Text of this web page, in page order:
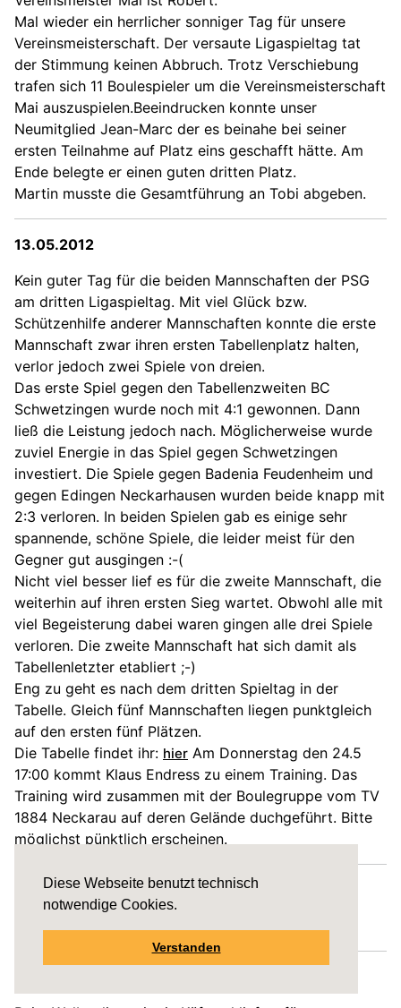
Diese Webseite benutzt technisch
notwendige Cookies.
Verstanden
Mal wieder ein herrlicher sonniger Tag für unsere
Vereinsmeisterschaft. Der versaute Ligaspieltag tat
der Stimmung keinen Abbruch. Trotz Verschiebung
trafen sich 11 Boulespieler um die Vereinsmeisterschaft
Mai auszuspielen.Beeindrucken konnte unser
Neumitglied Jean-Marc der es beinahe bei seiner
ersten Teilnahme auf Platz eins geschafft hätte. Am
Ende belegte er einen guten dritten Platz.
Martin musste die Gesamtführung an Tobi abgeben.
13.05.2012
Kein guter Tag für die beiden Mannschaften der PSG
am dritten Ligaspieltag. Mit viel Glück bzw.
Schützenhilfe anderer Mannschaften konnte die erste
Mannschaft zwar ihren ersten Tabellenplatz halten,
verlor jedoch zwei Spiele von dreien.
Das erste Spiel gegen den Tabellenzweiten BC
Schwetzingen wurde noch mit 4:1 gewonnen. Dann
ließ die Leistung jedoch nach. Möglicherweise wurde
zuviel Energie in das Spiel gegen Schwetzingen
investiert. Die Spiele gegen Badenia Feudenheim und
gegen Edingen Neckarhausen wurden beide knapp mit
2:3 verloren. In beiden Spielen gab es einige sehr
spannende, schöne Spiele, die leider meist für den
Gegner gut ausgingen :-(
Nicht viel besser lief es für die zweite Mannschaft, die
weiterhin auf ihren ersten Sieg wartet. Obwohl alle mit
viel Begeisterung dabei waren gingen alle drei Spiele
verloren. Die zweite Mannschaft hat sich damit als
Tabellenletzter etabliert ;-)
Eng zu geht es nach dem dritten Spieltag in der
Tabelle. Gleich fünf Mannschaften liegen punktgleich
auf den ersten fünf Plätzen.
Die Tabelle findet ihr: hier Am Donnerstag den 24.5
17:00 kommt Klaus Endress zu einem Training. Das
Training wird zusammen mit der Boulegruppe vom TV
1884 Neckarau auf deren Gelände duchgeführt. Bitte
möglichst pünktlich erscheinen.
11.05.2012